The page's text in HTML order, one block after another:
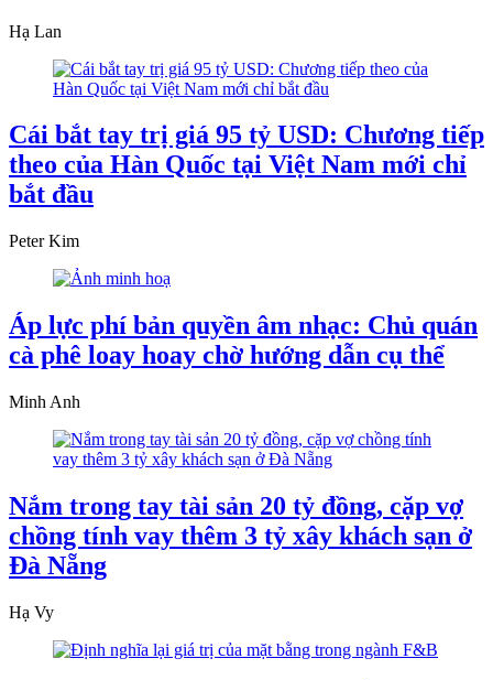
Hạ Lan
Cái bắt tay trị giá 95 tỷ USD: Chương tiếp
theo của Hàn Quốc tại Việt Nam mới chỉ
bắt đầu
Peter Kim
Áp lực phí bản quyền âm nhạc: Chủ quán
cà phê loay hoay chờ hướng dẫn cụ thể
Minh Anh
Nắm trong tay tài sản 20 tỷ đồng, cặp vợ
chồng tính vay thêm 3 tỷ xây khách sạn ở
Đà Nẵng
Hạ Vy